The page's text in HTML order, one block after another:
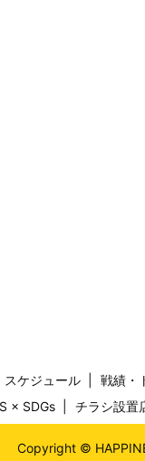
スケジュール 戦績・
× SDGs チラシ設置
Copyright ©